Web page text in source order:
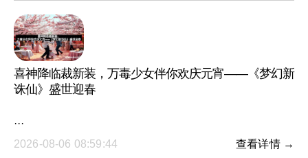
喜神降临裁新装，万毒少女伴你欢庆元宵——《梦幻新
诛仙》盛世迎春
···
2026-08-06 08:59:44
查看详情 →